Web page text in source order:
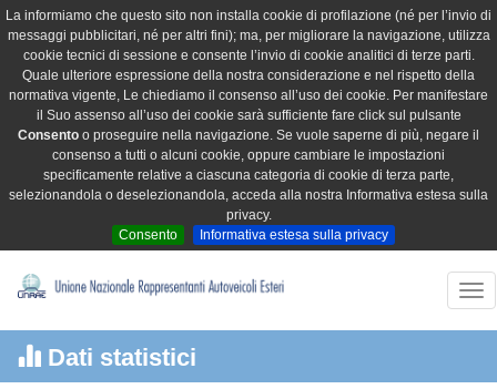
La informiamo che questo sito non installa cookie di profilazione (né per l’invio di
messaggi pubblicitari, né per altri fini); ma, per migliorare la navigazione, utilizza
cookie tecnici di sessione e consente l’invio di cookie analitici di terze parti.
Quale ulteriore espressione della nostra considerazione e nel rispetto della
normativa vigente, Le chiediamo il consenso all’uso dei cookie. Per manifestare
il Suo assenso all’uso dei cookie sarà sufficiente fare click sul pulsante
Consento o proseguire nella navigazione. Se vuole saperne di più, negare il
consenso a tutti o alcuni cookie, oppure cambiare le impostazioni
specificamente relative a ciascuna categoria di cookie di terza parte,
selezionandola o deselezionandola, acceda alla nostra Informativa estesa sulla
privacy.
Consento
Informativa estesa sulla privacy
Dati statistici